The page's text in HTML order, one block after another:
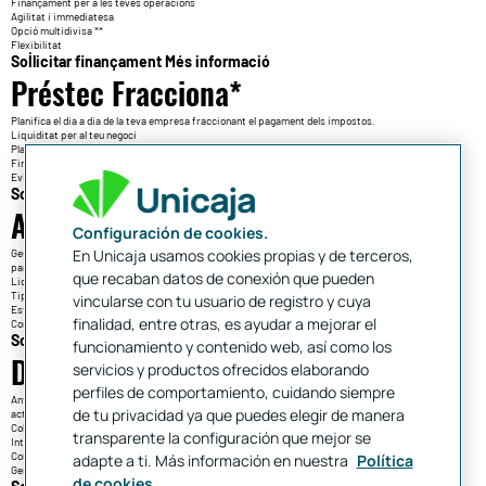
Agilitat i immediatesa
Opció multidivisa **
Flexibilitat
Sol·licitar finançamentMés informació
Préstec Fracciona*
Planifica el dia a dia de la teva empresa fraccionant el pagament dels impostos.
Liquiditat per al teu negoci
Planificació dels teus comptes
Finançament de fins a 3 mesos
Evita recàrrecs
Sol·licitar finançamentMés informació
Avançament de càrrecs
Gestiona els teus cobraments sota un únic sistema comú per a tota la zona SEPA. Vàlid per a
particulars, empreses i autònoms.
Liquiditat quan la necessitis
Tipus d'interès fix o variable
Estàndard de format SEPA
Control a través d'Banca Digital
Sol·licitarMés informació
Descompte comercial
Anticipa* el cobrament de rebuts, lletres de canvi i altres efectes comercials propis de la teva
activitat empresarial.
Cobrament anticipat
Interès fix o variable
Consulta en línia
Gestió de cobrament
Configuración de cookies.
En Unicaja usamos cookies propias y de terceros,
que recaban datos de conexión que pueden
vincularse con tu usuario de registro y cuya
finalidad, entre otras, es ayudar a mejorar el
funcionamiento y contenido web, así como los
servicios y productos ofrecidos elaborando
perfiles de comportamiento, cuidando siempre
de tu privacidad ya que puedes elegir de manera
transparente la configuración que mejor se
adapte a ti. Más información en nuestra Política